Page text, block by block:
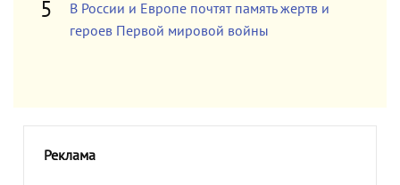
В России и Европе почтят память жертв и
героев Первой мировой войны
Реклама